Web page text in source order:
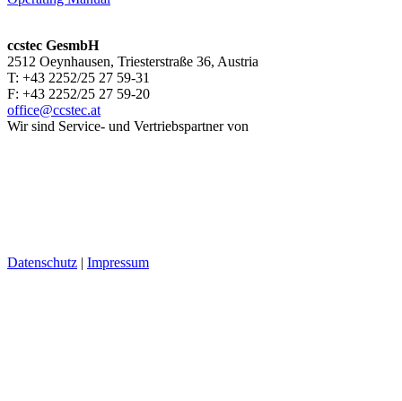
ccstec GesmbH
2512 Oeynhausen, Triesterstraße 36, Austria
T: +43 2252/25 27 59-31
F: +43 2252/25 27 59-20
office@ccstec.at
Wir sind Service- und Vertriebspartner von
Datenschutz | Impressum